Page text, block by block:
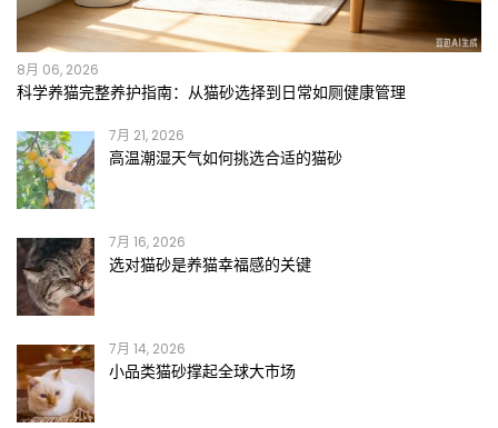
8月 06, 2026
科学养猫完整养护指南：从猫砂选择到日常如厕健康管理
7月 21, 2026
高温潮湿天气如何挑选合适的猫砂
7月 16, 2026
选对猫砂是养猫幸福感的关键
7月 14, 2026
小品类猫砂撑起全球大市场